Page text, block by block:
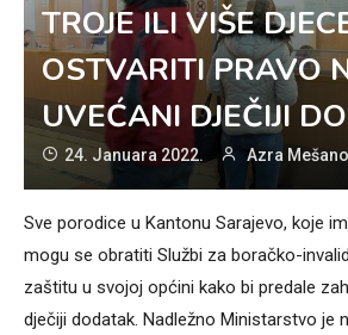
TROJE ILI VIŠE
OSTVARITI PRAVO
UVEĆANI DJEČIJI
24. Januara 2022. Azra
Sve porodice u Kantonu Sarajevo, koje
mogu se obratiti Službi za boračko-
zaštitu u svojoj općini kako bi predale
dječiji dodatak. Nadležno Ministarstvo je